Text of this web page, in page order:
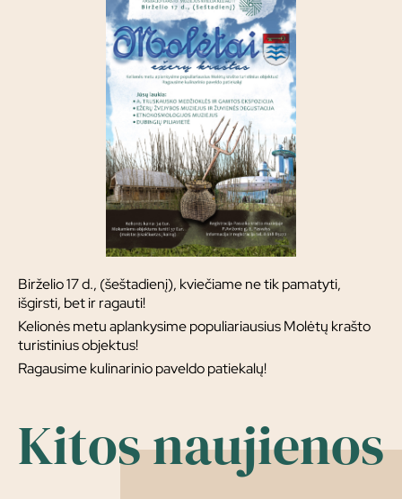
Birželio 17 d., (šeštadienį), kviečiame ne tik pamatyti,
išgirsti, bet ir ragauti!
Kelionės metu aplankysime populiariausius Molėtų krašto
turistinius objektus!
Ragausime kulinarinio paveldo patiekalų!
Kitos naujienos